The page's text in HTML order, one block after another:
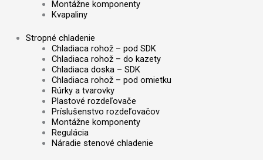
Montážne komponenty
Kvapaliny
Stropné chladenie
Chladiaca rohož – pod SDK
Chladiaca rohož – do kazety
Chladiaca doska – SDK
Chladiaca rohož – pod omietku
Rúrky a tvarovky
Plastové rozdeľovače
Príslušenstvo rozdeľovačov
Montážne komponenty
Regulácia
Náradie stenové chladenie